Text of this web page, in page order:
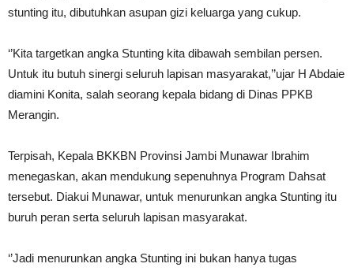
stunting itu, dibutuhkan asupan gizi keluarga yang cukup.
‘’Kita targetkan angka Stunting kita dibawah sembilan persen.
Untuk itu butuh sinergi seluruh lapisan masyarakat,’’ujar H Abdaie
diamini Konita, salah seorang kepala bidang di Dinas PPKB
Merangin.
Terpisah, Kepala BKKBN Provinsi Jambi Munawar Ibrahim
menegaskan, akan mendukung sepenuhnya Program Dahsat
tersebut. Diakui Munawar, untuk menurunkan angka Stunting itu
buruh peran serta seluruh lapisan masyarakat.
‘’Jadi menurunkan angka Stunting ini bukan hanya tugas